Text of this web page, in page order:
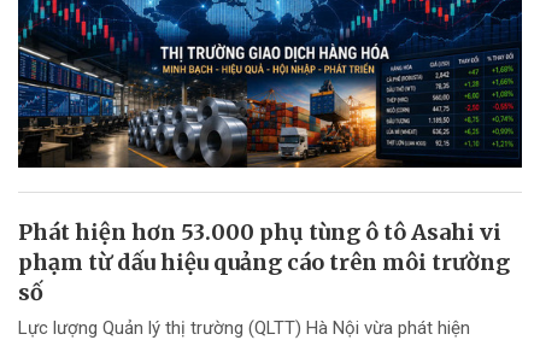
Phát hiện hơn 53.000 phụ tùng ô tô Asahi vi
phạm từ dấu hiệu quảng cáo trên môi trường
số
Lực lượng Quản lý thị trường (QLTT) Hà Nội vừa phát hiện